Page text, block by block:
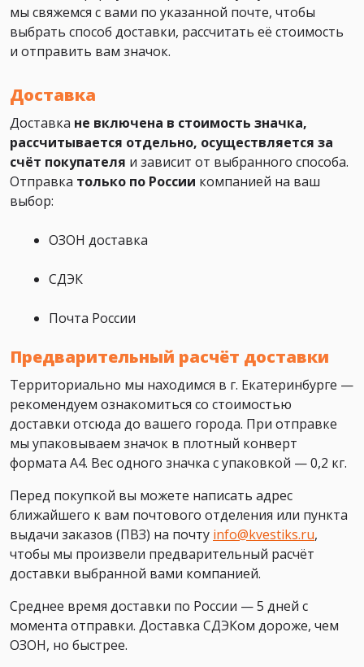
мы свяжемся с вами по указанной почте, чтобы
выбрать способ доставки, рассчитать её стоимость
и отправить вам значок.
Доставка
Доставка не включена в стоимость значка,
рассчитывается отдельно, осуществляется за
счёт покупателя и зависит от выбранного способа.
Отправка только по России компанией на ваш
выбор:
ОЗОН доставка
СДЭК
Почта России
Предварительный расчёт доставки
Территориально мы находимся в г. Екатеринбурге —
рекомендуем ознакомиться со стоимостью
доставки отсюда до вашего города. При отправке
мы упаковываем значок в плотный конверт
формата А4. Вес одного значка с упаковкой — 0,2 кг.
Перед покупкой вы можете написать адрес
ближайшего к вам почтового отделения или пункта
выдачи заказов (ПВЗ) на почту info@kvestiks.ru,
чтобы мы произвели предварительный расчёт
доставки выбранной вами компанией.
Среднее время доставки по России — 5 дней с
момента отправки. Доставка СДЭКом дороже, чем
ОЗОН, но быстрее.